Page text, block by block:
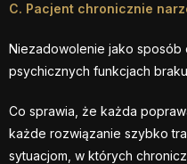
C. Pacjent chronicznie
Niezadowolenie jako sposób
psychicznych funkcjach
Co sprawia, że każda
każde rozwiązanie szybko
sytuacjom, w których